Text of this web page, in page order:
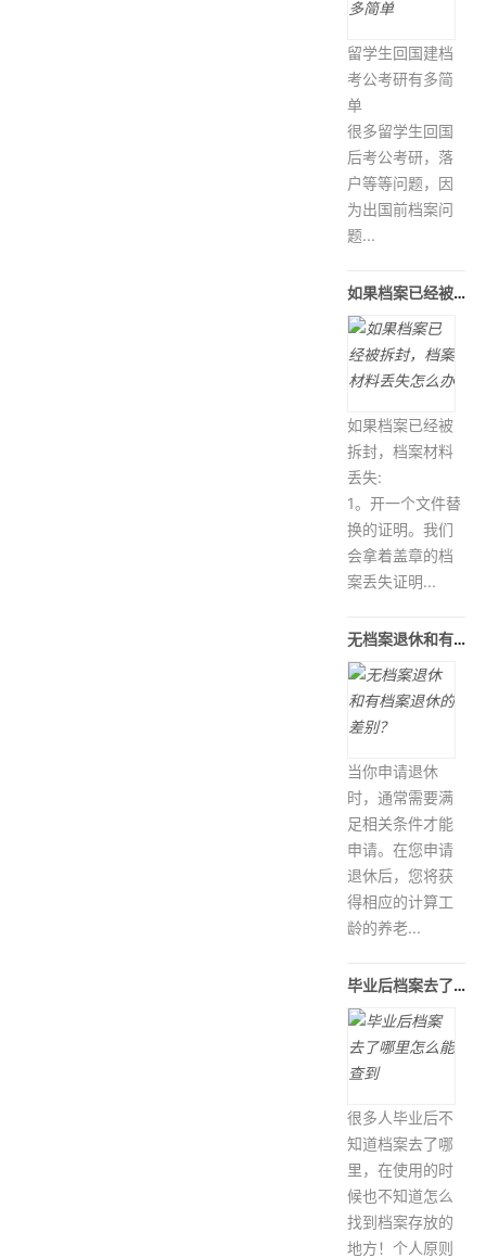
留学生回国建档
考公考研有多简
单
很多留学生回国
后考公考研，落
户等等问题，因
为出国前档案问
题...
如果档案已经被拆封，档案材料丢失怎
如果档案已经被
拆封，档案材料
丢失:
1。开一个文件替
换的证明。我们
会拿着盖章的档
案丢失证明...
无档案退休和有档案退休的差别？
当你申请退休
时，通常需要满
足相关条件才能
申请。在您申请
退休后，您将获
得相应的计算工
龄的养老...
毕业后档案去了哪里怎么能查到
很多人毕业后不
知道档案去了哪
里，在使用的时
候也不知道怎么
找到档案存放的
地方！个人原则